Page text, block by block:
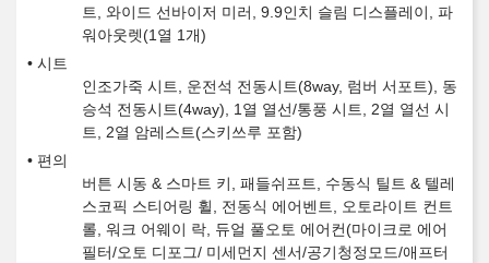
트, 와이드 선바이저 미러, 9.9인치 슬림 디스플레이, 파
워아웃렛(1열 1개)
시트
인조가죽 시트, 운전석 전동시트(8way, 럼버 서포트), 동
승석 전동시트(4way), 1열 열선/통풍 시트, 2열 열선 시
트, 2열 암레스트(스키쓰루 포함)
편의
버튼 시동 & 스마트 키, 패들쉬프트, 수동식 틸트 & 텔레
스코픽 스티어링 휠, 전동식 에어벤트, 오토라이트 컨트
롤, 워크 어웨이 락, 듀얼 풀오토 에어컨(마이크로 에어
필터/오토 디포그/ 미세먼지 센서/공기청정모드/애프터